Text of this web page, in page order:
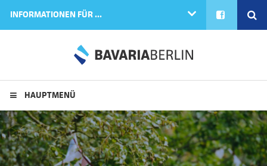
INFORMATIONEN FÜR ... FACEBOOK
HAUPTMENÜ